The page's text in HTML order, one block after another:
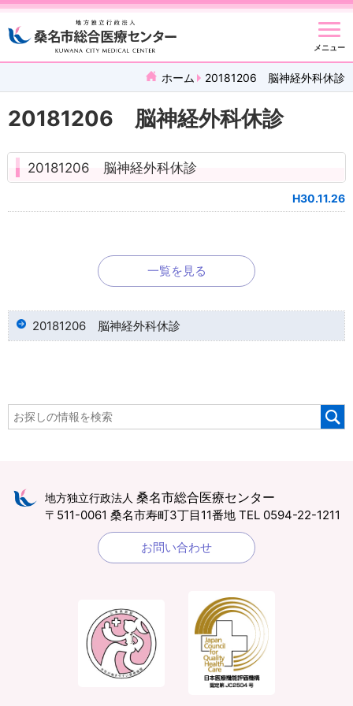
メニュー
ホーム 20181206 脳神経外科休診
20181206 脳神経外科休診
20181206 脳神経外科休診
H30.11.26
一覧を見る
20181206 脳神経外科休診
地方独立行政法人 桑名市総合医療センター
〒511-0061 桑名市寿町3丁目11番地 TEL 0594-22-1211
お問い合わせ